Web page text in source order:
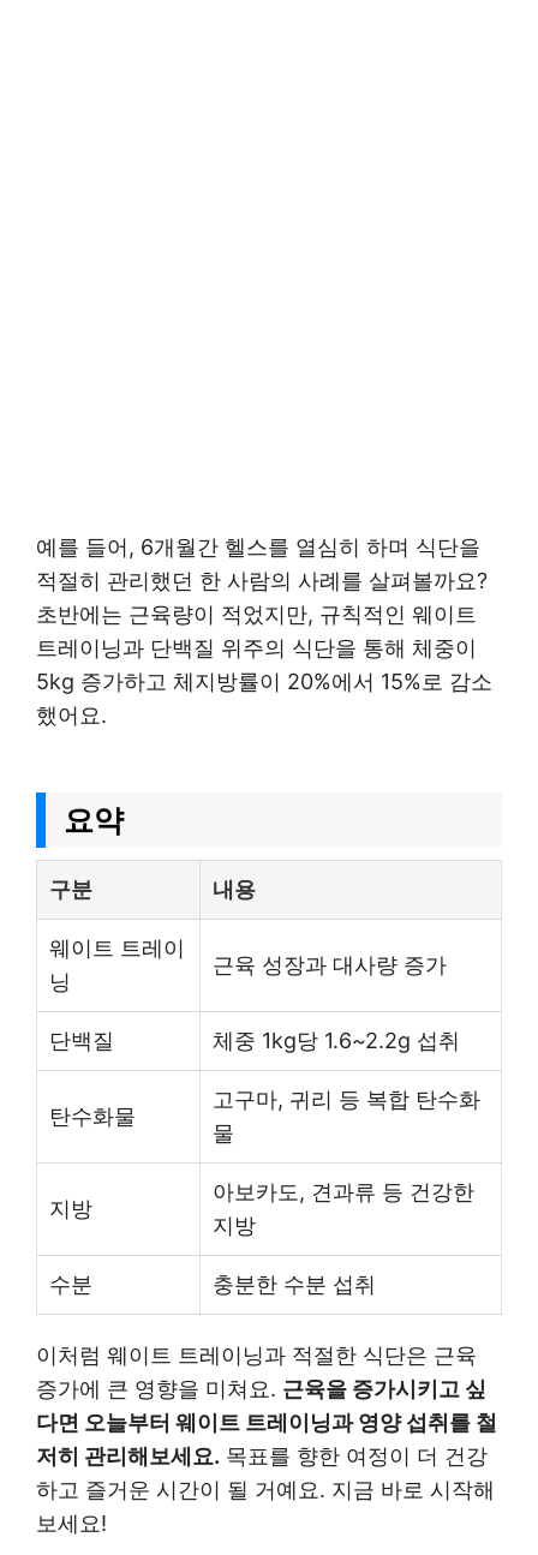
예를 들어, 6개월간 헬스를 열심히 하며 식단을
적절히 관리했던 한 사람의 사례를 살펴볼까요?
초반에는 근육량이 적었지만, 규칙적인 웨이트
트레이닝과 단백질 위주의 식단을 통해 체중이
5kg 증가하고 체지방률이 20%에서 15%로 감소
했어요.
요약
구분 내용
웨이트 트레이
닝
근육 성장과 대사량 증가
단백질 체중 1kg당 1.6~2.2g 섭취
탄수화물
고구마, 귀리 등 복합 탄수화
물
지방
아보카도, 견과류 등 건강한
지방
수분 충분한 수분 섭취
이처럼 웨이트 트레이닝과 적절한 식단은 근육
증가에 큰 영향을 미쳐요. 근육을 증가시키고 싶
다면 오늘부터 웨이트 트레이닝과 영양 섭취를 철
저히 관리해보세요. 목표를 향한 여정이 더 건강
하고 즐거운 시간이 될 거예요. 지금 바로 시작해
보세요!